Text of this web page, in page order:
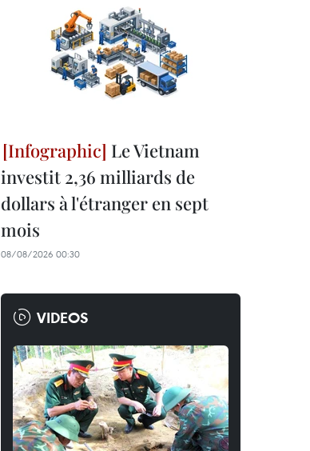
Le Vietnam
investit 2,36 milliards de
dollars à l'étranger en sept
mois
08/08/2026 00:30
VIDEOS